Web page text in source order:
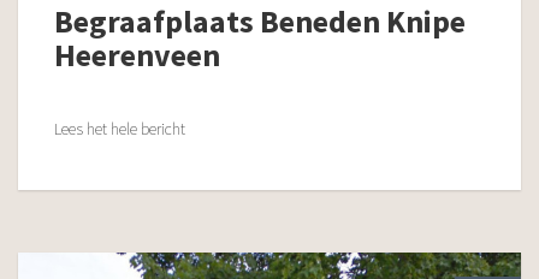
Begraafplaats Beneden Knipe
Heerenveen
Lees het hele bericht